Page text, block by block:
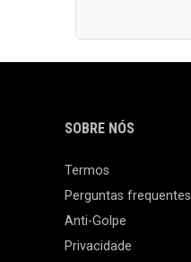
SOBRE NÓS
Termos
Perguntas frequentes
Anti-Golpe
Privacidade